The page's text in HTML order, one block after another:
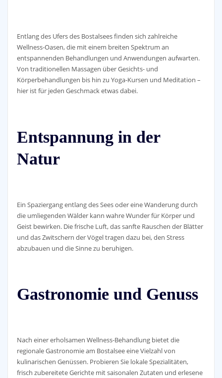
Entlang des Ufers des Bostalsees finden sich zahlreiche
Wellness-Oasen, die mit einem breiten Spektrum an
entspannenden Behandlungen und Anwendungen aufwarten.
Von traditionellen Massagen über Gesichts- und
Körperbehandlungen bis hin zu Yoga-Kursen und Meditation –
hier ist für jeden Geschmack etwas dabei.
Entspannung in der
Natur
Ein Spaziergang entlang des Sees oder eine Wanderung durch
die umliegenden Wälder kann wahre Wunder für Körper und
Geist bewirken. Die frische Luft, das sanfte Rauschen der Blätter
und das Zwitschern der Vögel tragen dazu bei, den Stress
abzubauen und die Sinne zu beruhigen.
Gastronomie und Genuss
Nach einer erholsamen Wellness-Behandlung bietet die
regionale Gastronomie am Bostalsee eine Vielzahl von
kulinarischen Genüssen. Probieren Sie lokale Spezialitäten,
frisch zubereitete Gerichte mit saisonalen Zutaten und erlesene